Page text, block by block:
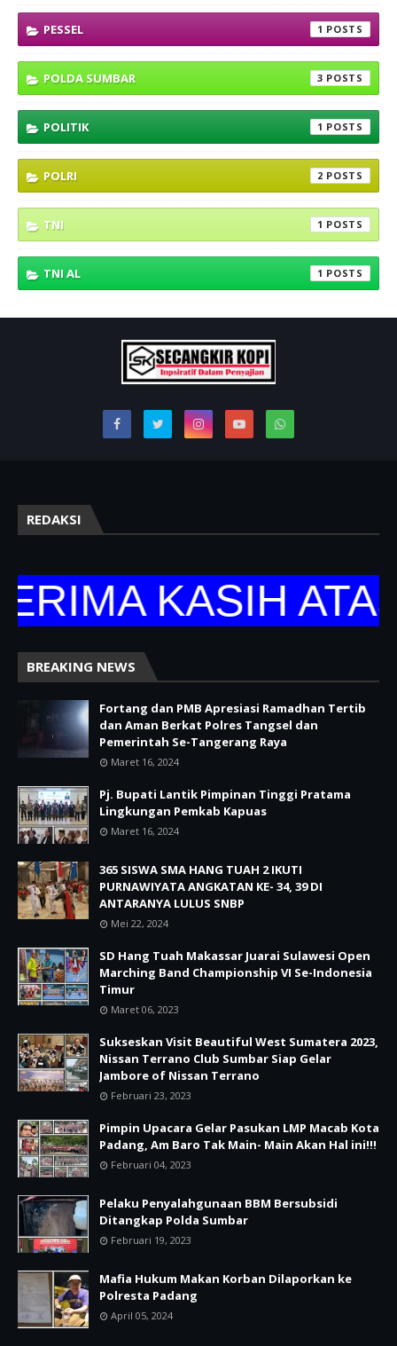
PESSEL 1
POLDA SUMBAR 3
POLITIK 1
POLRI 2
TNI 1
TNI AL 1
REDAKSI
KASIH ATAS
BREAKING NEWS
Fortang dan PMB Apresiasi Ramadhan Tertib
dan Aman Berkat Polres Tangsel dan
Pemerintah Se-Tangerang Raya
Maret 16, 2024
Pj. Bupati Lantik Pimpinan Tinggi Pratama
Lingkungan Pemkab Kapuas
Maret 16, 2024
365 SISWA SMA HANG TUAH 2 IKUTI
PURNAWIYATA ANGKATAN KE- 34, 39 DI
ANTARANYA LULUS SNBP
Mei 22, 2024
SD Hang Tuah Makassar Juarai Sulawesi Open
Marching Band Championship VI Se-Indonesia
Timur
Maret 06, 2023
Sukseskan Visit Beautiful West Sumatera 2023,
Nissan Terrano Club Sumbar Siap Gelar
Jambore of Nissan Terrano
Februari 23, 2023
Pimpin Upacara Gelar Pasukan LMP Macab Kota
Padang, Am Baro Tak Main- Main Akan Hal ini!!!
Februari 04, 2023
Pelaku Penyalahgunaan BBM Bersubsidi
Ditangkap Polda Sumbar
Februari 19, 2023
Mafia Hukum Makan Korban Dilaporkan ke
Polresta Padang
April 05, 2024